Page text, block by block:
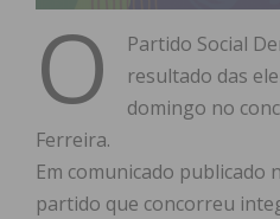
O
Partido Social
resultado das
domingo no
Ferreira.
Em comunicado publicado
partido que concorreu